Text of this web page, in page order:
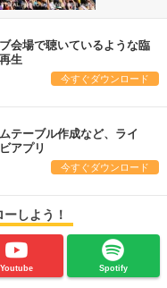
会場で聴いているような臨
生
今すぐダウンロード
テーブル作成など、ライ
アプリ
今すぐダウンロード
しよう！
Youtube Spotify